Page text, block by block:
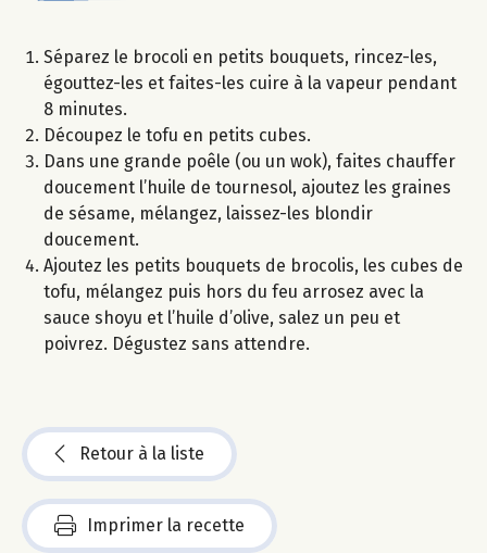
Séparez le brocoli en petits bouquets, rincez-les,
égouttez-les et faites-les cuire à la vapeur pendant
8 minutes.
Découpez le tofu en petits cubes.
Dans une grande poêle (ou un wok), faites chauffer
doucement l’huile de tournesol, ajoutez les graines
de sésame, mélangez, laissez-les blondir
doucement.
Ajoutez les petits bouquets de brocolis, les cubes de
tofu, mélangez puis hors du feu arrosez avec la
sauce shoyu et l’huile d’olive, salez un peu et
poivrez. Dégustez sans attendre.
Retour à la liste
Imprimer la recette